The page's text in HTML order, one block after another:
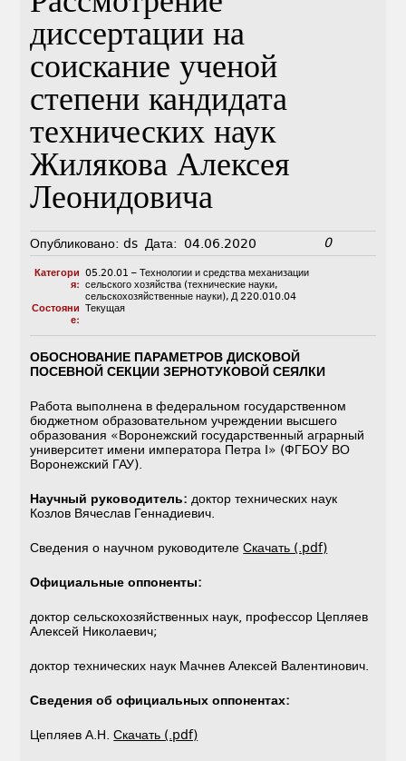
диссертации на
соискание ученой
степени кандидата
технических наук
Жилякова Алексея
Леонидовича
Опубликовано: ds Дата: 04.06.2020 0
Категори
я:
05.20.01 – Технологии и средства механизации
сельского хозяйства (технические науки,
сельскохозяйственные науки), Д 220.010.04
Состояни
е:
Текущая
ОБОСНОВАНИЕ ПАРАМЕТРОВ ДИСКОВОЙ
ПОСЕВНОЙ СЕКЦИИ ЗЕРНОТУКОВОЙ СЕЯЛКИ
Работа выполнена в федеральном государственном
бюджетном образовательном учреждении высшего
образования «Воронежский государственный аграрный
университет имени императора Петра I» (ФГБОУ ВО
Воронежский ГАУ).
Научный руководитель: доктор технических наук
Козлов Вячеслав Геннадиевич.
Сведения о научном руководителеСкачать (.pdf)
Официальные оппоненты:
доктор сельскохозяйственных наук, профессор Цепляев
Алексей Николаевич;
доктор технических наук Мачнев Алексей Валентинович.
Сведения об официальных оппонентах:
Цепляев А.Н.Скачать (.pdf)